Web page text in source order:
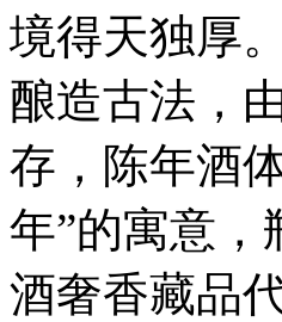
境得天独厚
酿造古法，
存，陈年酒
年”的寓意
酒奢香藏品